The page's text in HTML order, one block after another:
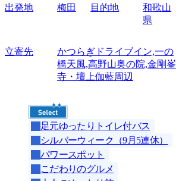
出発地 梅田 目的地
和歌山
県
立寄先
かつらぎドライブイン,一の
橋天風,高野山奥の院,金剛峯
寺・壇上伽藍周辺
足元ゆったりトイレ付バス
シルバーウィーク（9月5連休）
パワースポット
こだわりのグルメ